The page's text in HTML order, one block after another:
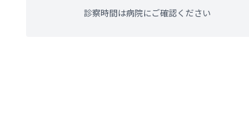
診察時間は病院にご確認ください